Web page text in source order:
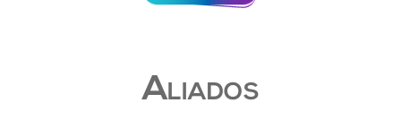
Aliados